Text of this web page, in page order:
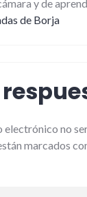
y de
de Borja
electrónico no
marcados